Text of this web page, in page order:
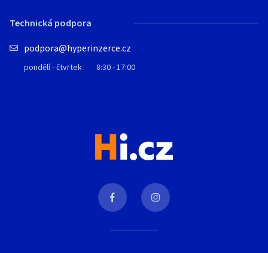
Technická podpora
podpora@hyperinzerce.cz
pondělí - čtvrtek 8:30 - 17:00